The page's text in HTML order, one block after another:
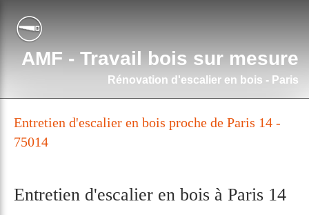
AMF - Travail bois sur mesure
Rénovation d'escalier en bois - Paris
Entretien d'escalier en bois proche de Paris 14 -
75014
Entretien d'escalier en bois à Paris 14